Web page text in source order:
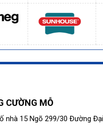
CƯỜNG MỖ
nhà 15 Ngõ 299/30 Đường